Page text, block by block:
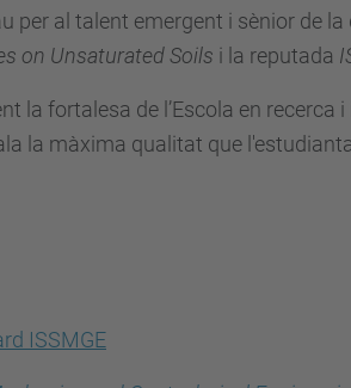
per al talent emergent i sènior de la
on Unsaturated Soils i la reputada
la fortalesa de l’Escola en recerca
la màxima qualitat que
ISSMGE